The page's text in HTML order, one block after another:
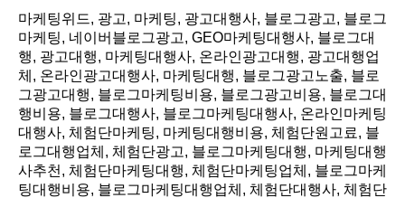
마케팅위드, 광고, 마케팅, 광고대행사, 블로그광고, 블로그
마케팅, 네이버블로그광고, GEO마케팅대행사, 블로그대
행, 광고대행, 마케팅대행사, 온라인광고대행, 광고대행업
체, 온라인광고대행사, 마케팅대행, 블로그광고노출, 블로
그광고대행, 블로그마케팅비용, 블로그광고비용, 블로그대
행비용, 블로그대행사, 블로그마케팅대행사, 온라인마케팅
대행사, 체험단마케팅, 마케팅대행비용, 체험단원고료, 블
로그대행업체, 체험단광고, 블로그마케팅대행, 마케팅대행
사추천, 체험단마케팅대행, 체험단마케팅업체, 블로그마케
팅대행비용, 블로그마케팅대행업체, 체험단대행사, 체험단